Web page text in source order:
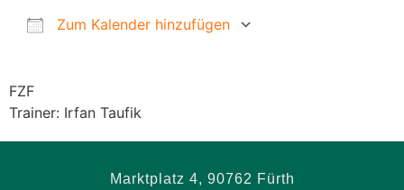
Zum Kalender hinzufügen
FZF
Trainer: Irfan Taufik
Marktplatz 4, 90762 Fürth